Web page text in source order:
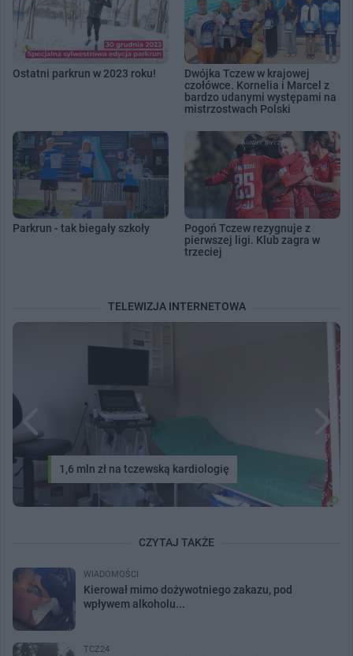
Ostatni parkrun w 2023 roku!
Dwójka Tczew w krajowej
czołówce. Kornelia i Marcel z
bardzo udanymi występami na
mistrzostwach Polski
Parkrun - tak biegały szkoły
Pogoń Tczew rezygnuje z
pierwszej ligi. Klub zagra w
trzeciej
TELEWIZJA INTERNETOWA
1,6 mln zł na tczewską kardiologię
CZYTAJ TAKŻE
WIADOMOŚCI
Kierował mimo dożywotniego zakazu, pod
wpływem alkoholu...
TCZ24